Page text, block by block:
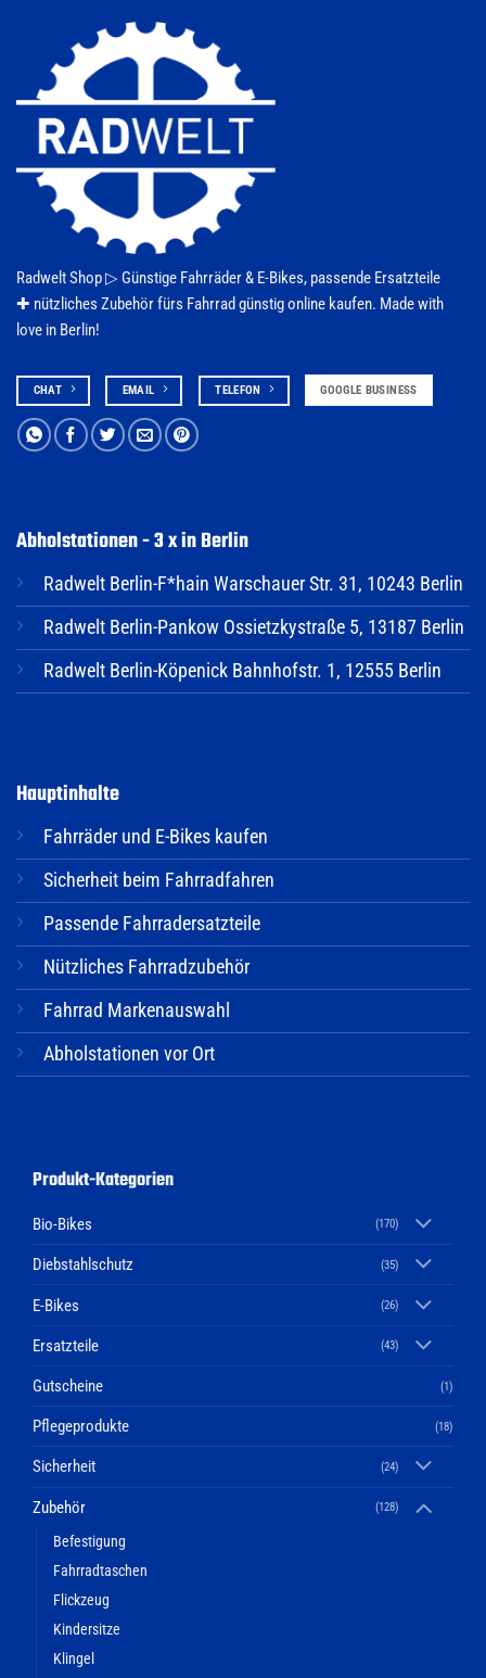
gewählt
werden
Radwelt Shop ▷ Günstige Fahrräder & E-Bikes, passende Ersatzteile
✚ nützliches Zubehör fürs Fahrrad günstig online kaufen. Made with
love in Berlin!
CHAT EMAIL TELEFON GOOGLE BUSINESS
Abholstationen - 3 x in Berlin
Radwelt Berlin-F*hain Warschauer Str. 31, 10243 Berlin
Radwelt Berlin-Pankow Ossietzkystraße 5, 13187 Berlin
Radwelt Berlin-Köpenick Bahnhofstr. 1, 12555 Berlin
Hauptinhalte
Fahrräder und E-Bikes kaufen
Sicherheit beim Fahrradfahren
Passende Fahrradersatzteile
Nützliches Fahrradzubehör
Fahrrad Markenauswahl
Abholstationen vor Ort
Produkt-Kategorien
Bio-Bikes (170)
Diebstahlschutz (35)
E-Bikes (26)
Ersatzteile (43)
Gutscheine (1)
Pflegeprodukte (18)
Sicherheit (24)
Zubehör (128)
Befestigung
Fahrradtaschen
Flickzeug
Kindersitze
Klingel